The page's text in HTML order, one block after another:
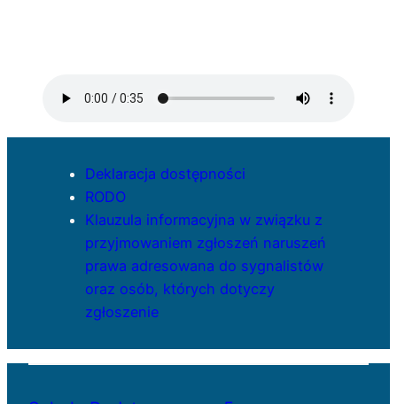
Deklaracja dostępności
RODO
Klauzula informacyjna w związku z
przyjmowaniem zgłoszeń naruszeń
prawa adresowana do sygnalistów
oraz osób, których dotyczy
zgłoszenie